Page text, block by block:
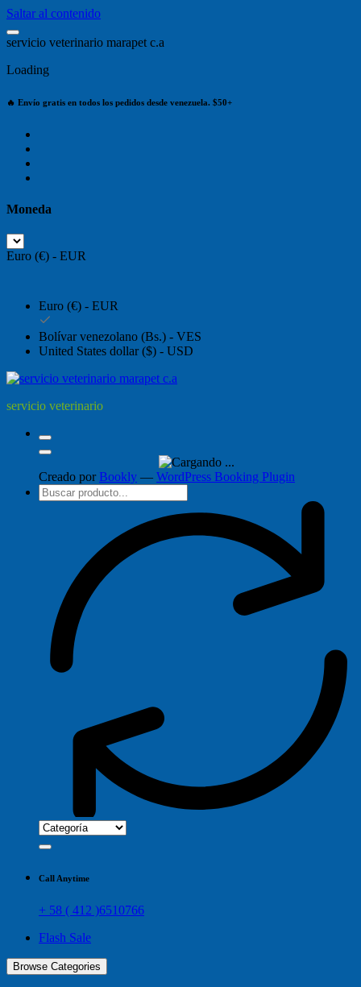
Saltar al contenido
servicio veterinario marapet c.a
Loading
🔥 Envío gratis en todos los pedidos desde venezuela. $50+
Moneda
Euro (€) - EUR
Euro (€) - EUR
Bolívar venezolano (Bs.) - VES
United States dollar ($) - USD
servicio veterinario
Creado por Bookly — WordPress Booking Plugin
Call Anytime
+ 58 ( 412 )6510766
Flash Sale
Browse Categories